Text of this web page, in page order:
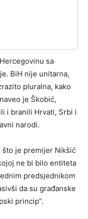
sa
BiH nije unitarna,
pluralna, kako
je Škobić,
i branili Hrvati, Srbi i
narodi.
što je premijer Nikšić
ne bi bilo entiteta
predsjednikom
da su građanske
princip”.